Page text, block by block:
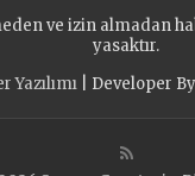
ve izin almadan
yasaktır.
Yazılımı | Developer